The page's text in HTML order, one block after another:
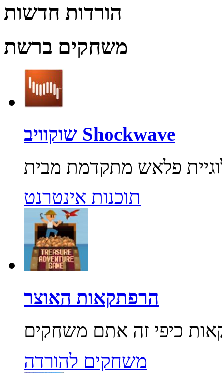
הורדות חדשות
משחקים ברשת
שוקוויב Shockwave
תוכנות אינטרנט
הרפתקאות האוצר
משחקים להורדה